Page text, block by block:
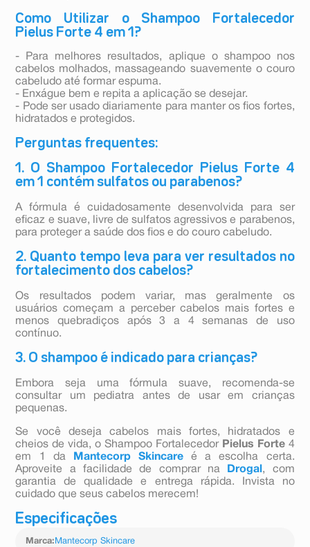
Como Utilizar o Shampoo Fortalecedor
Pielus Forte 4 em 1?
- Para melhores resultados, aplique o shampoo nos
cabelos molhados, massageando suavemente o couro
cabeludo até formar espuma.
- Enxágue bem e repita a aplicação se desejar.
- Pode ser usado diariamente para manter os fios fortes,
hidratados e protegidos.
Perguntas frequentes:
1. O Shampoo Fortalecedor Pielus Forte 4
em 1 contém sulfatos ou parabenos?
A fórmula é cuidadosamente desenvolvida para ser
eficaz e suave, livre de sulfatos agressivos e parabenos,
para proteger a saúde dos fios e do couro cabeludo.
2. Quanto tempo leva para ver resultados no
fortalecimento dos cabelos?
Os resultados podem variar, mas geralmente os
usuários começam a perceber cabelos mais fortes e
menos quebradiços após 3 a 4 semanas de uso
contínuo.
3. O shampoo é indicado para crianças?
Embora seja uma fórmula suave, recomenda-se
consultar um pediatra antes de usar em crianças
pequenas.
Se você deseja cabelos mais fortes, hidratados e
cheios de vida, o Shampoo Fortalecedor Pielus Forte4
em 1 da
Mantecorp Skincare é a escolha certa.
Aproveite a facilidade de comprar na
Drogal , com
garantia de qualidade e entrega rápida. Invista no
cuidado que seus cabelos merecem!
Especificações
Marca: Mantecorp Skincare